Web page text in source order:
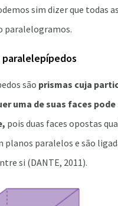
sim dizer que todas
paralelogramos.
são prismas cuja
uma de suas faces
pois duas faces opostas
planos paralelos e são
si (DANTE, 2011).